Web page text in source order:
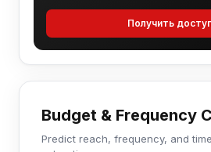
Получить
Budget & Frequency
Predict reach, frequency, and